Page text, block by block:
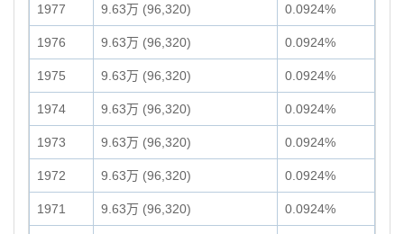
1977 9.63万 (96,320) 0.0924%
1976 9.63万 (96,320) 0.0924%
1975 9.63万 (96,320) 0.0924%
1974 9.63万 (96,320) 0.0924%
1973 9.63万 (96,320) 0.0924%
1972 9.63万 (96,320) 0.0924%
1971 9.63万 (96,320) 0.0924%